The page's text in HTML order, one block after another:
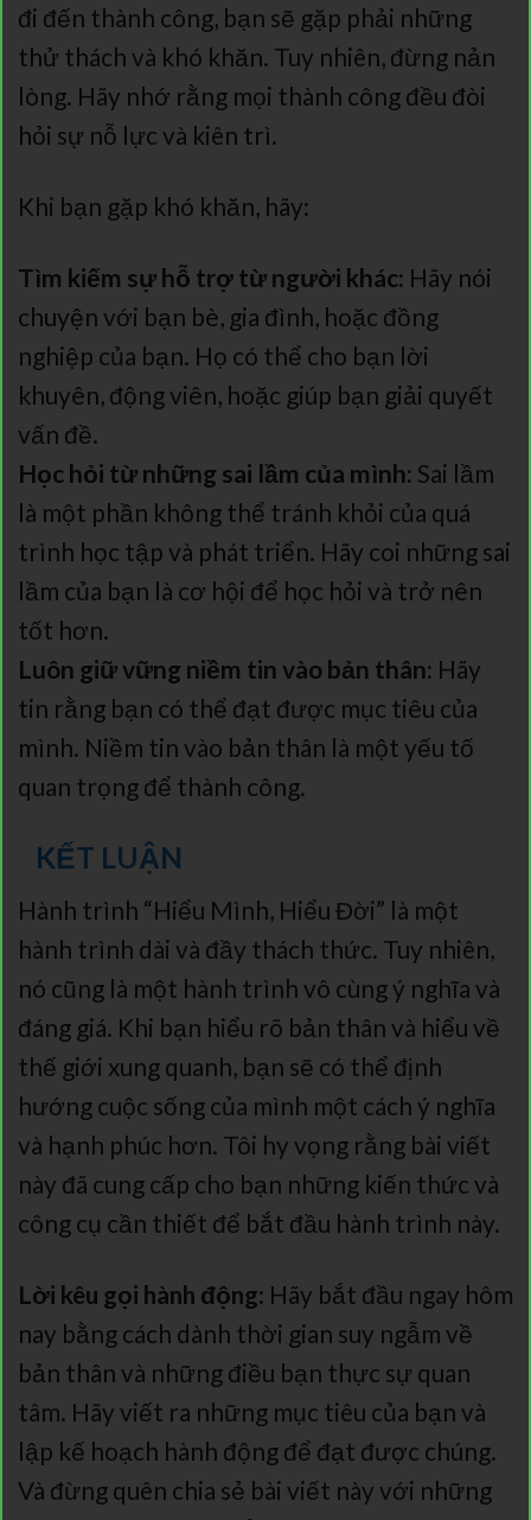
đi đến thành công, bạn sẽ gặp phải những
thử thách và khó khăn. Tuy nhiên, đừng nản
lòng. Hãy nhớ rằng mọi thành công đều đòi
hỏi sự nỗ lực và kiên trì.
Khi bạn gặp khó khăn, hãy:
Tìm kiếm sự hỗ trợ từ người khác: Hãy nói
chuyện với bạn bè, gia đình, hoặc đồng
nghiệp của bạn. Họ có thể cho bạn lời
khuyên, động viên, hoặc giúp bạn giải quyết
vấn đề.
Học hỏi từ những sai lầm của mình: Sai lầm
là một phần không thể tránh khỏi của quá
trình học tập và phát triển. Hãy coi những sai
lầm của bạn là cơ hội để học hỏi và trở nên
tốt hơn.
Luôn giữ vững niềm tin vào bản thân: Hãy
tin rằng bạn có thể đạt được mục tiêu của
mình. Niềm tin vào bản thân là một yếu tố
quan trọng để thành công.
KẾT LUẬN
Hành trình “Hiểu Mình, Hiểu Đời” là một
hành trình dài và đầy thách thức. Tuy nhiên,
nó cũng là một hành trình vô cùng ý nghĩa và
đáng giá. Khi bạn hiểu rõ bản thân và hiểu về
thế giới xung quanh, bạn sẽ có thể định
hướng cuộc sống của mình một cách ý nghĩa
và hạnh phúc hơn. Tôi hy vọng rằng bài viết
này đã cung cấp cho bạn những kiến thức và
công cụ cần thiết để bắt đầu hành trình này.
Lời kêu gọi hành động: Hãy bắt đầu ngay hôm
nay bằng cách dành thời gian suy ngẫm về
bản thân và những điều bạn thực sự quan
tâm. Hãy viết ra những mục tiêu của bạn và
lập kế hoạch hành động để đạt được chúng.
Và đừng quên chia sẻ bài viết này với những